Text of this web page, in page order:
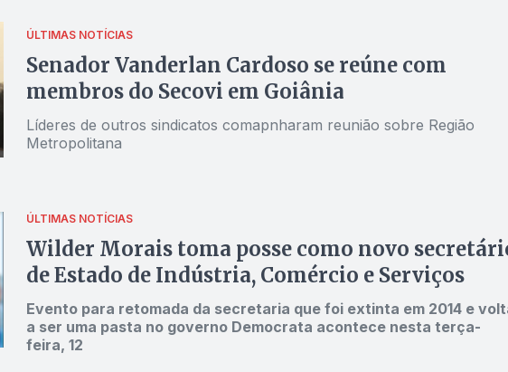
ÚLTIMAS NOTÍCIAS
Senador Vanderlan Cardoso se reúne com
membros do Secovi em Goiânia
Líderes de outros sindicatos comapnharam reunião sobre Região
Metropolitana
ÚLTIMAS NOTÍCIAS
Wilder Morais toma posse como novo
de Estado de Indústria, Comércio e Serviços
Evento para retomada da secretaria que foi extinta em 2014 e
a ser uma pasta no governo Democrata acontece nesta terça-
feira, 12